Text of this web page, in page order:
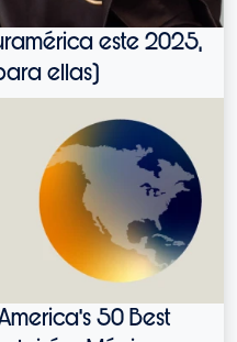
este 2025,
ellas)
50 Best